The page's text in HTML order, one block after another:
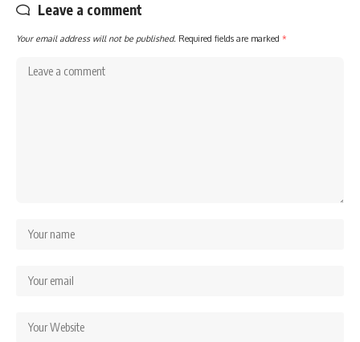
Leave a comment
Your email address will not be published. Required fields are marked *